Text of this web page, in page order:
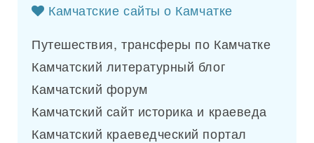
Камчатские сайты о Камчатке
Путешествия, трансферы по Камчатке
Камчатский литературный блог
Камчатский форум
Камчатский сайт историка и краеведа
Камчатский краеведческий портал